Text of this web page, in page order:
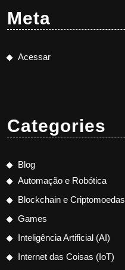
Meta
Acessar
Categories
Blog
Automação e Robótica
Blockchain e Criptomoedas
Games
Inteligência Artificial (AI)
Internet das Coisas (IoT)